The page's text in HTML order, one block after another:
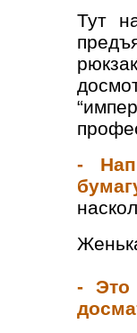
Тут
-
- Это